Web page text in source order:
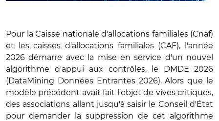
Pour la Caisse nationale d'allocations familiales (Cnaf)
et les caisses d'allocations familiales (CAF), l'année
2026 démarre avec la mise en service d'un nouvel
algorithme d'appui aux contrôles, le DMDE 2026
(DataMining Données Entrantes 2026). Alors que le
modèle précédent avait fait l'objet de vives critiques,
des associations allant jusqu'à saisir le Conseil d'État
pour demander la suppression de cet algorithme